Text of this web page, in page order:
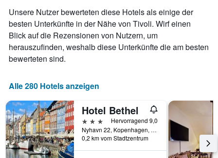
Unsere Nutzer bewerteten diese Hotels als einige der
besten Unterkünfte in der Nähe von Tivoli. Wirf einen
Blick auf die Rezensionen von Nutzern, um
herauszufinden, weshalb diese Unterkünfte die am besten
bewerteten sind.
Alle 280 Hotels anzeigen
Hotel Bethel
3 Sterne
Hervorragend 9,0
Nyhavn 22, Kopenhagen, Hovedstaden (Hauptstadtregion), Dänemark
0,2 km vom Stadtzentrum